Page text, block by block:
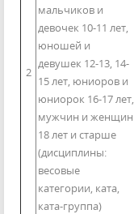
2
мальчиков и
девочек 10-11 лет,
юношей и
девушек 12-13, 14-
15 лет, юниоров и
юниорок 16-17 лет,
мужчин и женщин
18 лет и старше
(дисциплины:
весовые
категории, ката,
ката-группа)